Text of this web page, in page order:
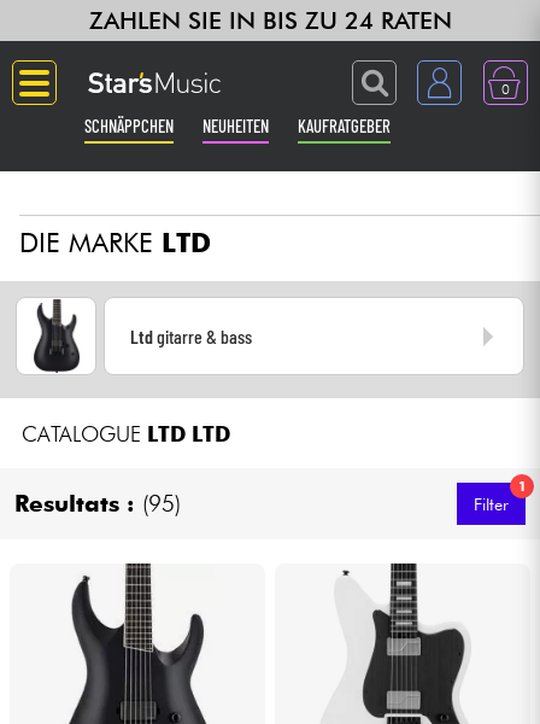
ZAHLEN SIE IN BIS ZU 24 RATEN
0
SCHNÄPPCHEN NEUHEITEN KAUFRATGEBER
Gitarre & Bass
Verstärker & Effekte
Klaviere & Piano
Synths & samplers
Studio
Kopfhörer
Mikros
DIE MARKE LTD
Ltdgitarre & bass
CATALOGUE LTD LTD
Resultats : (95)
1
Filter